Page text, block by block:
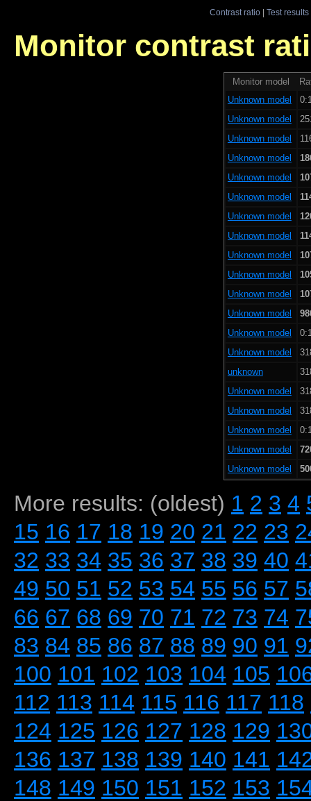
Contrast ratio| Test results
Monitor contrast
Monitor model
Unknown model
Unknown model
Unknown model
Unknown model
Unknown model
Unknown model
Unknown model
Unknown model
Unknown model
Unknown model
Unknown model
Unknown model
Unknown model
Unknown model
unknown
Unknown model
Unknown model
Unknown model
Unknown model
Unknown model
More results: (oldest) 1 2 3 4
15 16 17 18 19 20 21 22 23
32 33 34 35 36 37 38 39 40
49 50 51 52 53 54 55 56 57
66 67 68 69 70 71 72 73 74
83 84 85 86 87 88 89 90 91
100 101 102 103 104 105
112 113 114 115 116 117 118
124 125 126 127 128 129
136 137 138 139 140 141
148 149 150 151 152 153